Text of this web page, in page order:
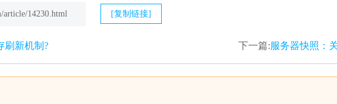
article/14230.html [复制链接]
刷新机制? 下一篇:服务器快照：